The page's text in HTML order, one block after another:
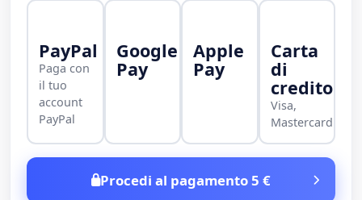
PayPal
Paga con
il tuo
account
PayPal
Google
Pay
Apple
Pay
Carta
di
credito
Visa,
Mastercard
Procedi al pagamento 5 €